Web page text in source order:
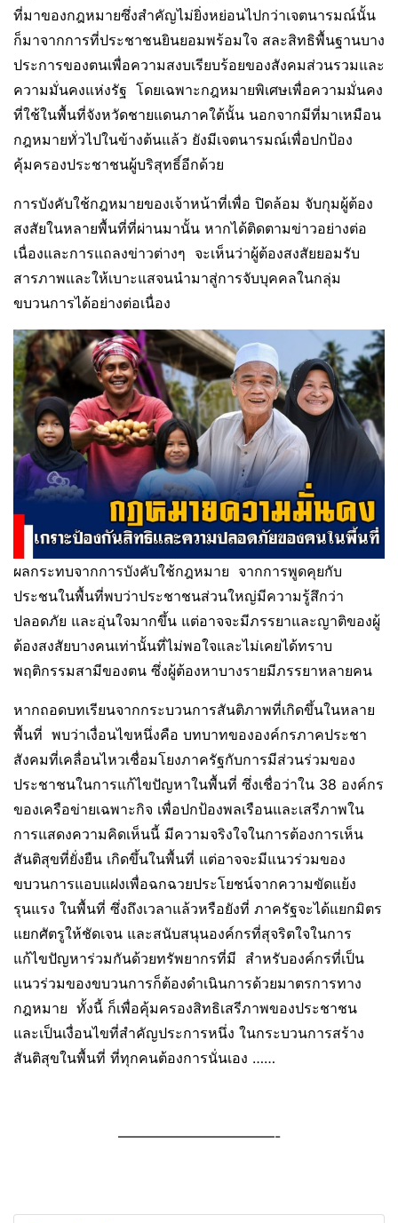
ที่มาของกฎหมายซึ่งสำคัญไม่ยิ่งหย่อนไปกว่าเจตนารมณ์นั้น
ก็มาจากการที่ประชาชนยินยอมพร้อมใจ สละสิทธิพื้นฐานบาง
ประการของตนเพื่อความสงบเรียบร้อยของสังคมส่วนรวมและ
ความมั่นคงแห่งรัฐ โดยเฉพาะกฎหมายพิเศษเพื่อความมั่นคง
ที่ใช้ในพื้นที่จังหวัดชายแดนภาคใต้นั้น นอกจากมีที่มาเหมือน
กฎหมายทั่วไปในข้างต้นแล้ว ยังมีเจตนารมณ์เพื่อปกป้อง
คุ้มครองประชาชนผู้บริสุทธิ์อีกด้วย
การบังคับใช้กฎหมายของเจ้าหน้าที่เพื่อ ปิดล้อม จับกุมผู้ต้อง
สงสัยในหลายพื้นที่ที่ผ่านมานั้น หากได้ติดตามข่าวอย่างต่อ
เนื่องและการแถลงข่าวต่างๆ จะเห็นว่าผู้ต้องสงสัยยอมรับ
สารภาพและให้เบาะแสจนนำมาสู่การจับบุคคลในกลุ่ม
ขบวนการได้อย่างต่อเนื่อง
ผลกระทบจากการบังคับใช้กฎหมาย จากการพูดคุยกับ
ประชนในพื้นที่พบว่าประชาชนส่วนใหญ่มีความรู้สึกว่า
ปลอดภัย และอุ่นใจมากขึ้น แต่อาจจะมีภรรยาและญาติของผู้
ต้องสงสัยบางคนเท่านั้นที่ไม่พอใจและไม่เคยได้ทราบ
พฤติกรรมสามีของตน ซึ่งผู้ต้องหาบางรายมีภรรยาหลายคน
หากถอดบทเรียนจากกระบวนการสันติภาพที่เกิดขึ้นในหลาย
พื้นที่ พบว่าเงื่อนไขหนึ่งคือ บทบาทขององค์กรภาคประชา
สังคมที่เคลื่อนไหวเชื่อมโยงภาครัฐกับการมีส่วนร่วมของ
ประชาชนในการแก้ไขปัญหาในพื้นที่ ซึ่งเชื่อว่าใน 38 องค์กร
ของเครือข่ายเฉพาะกิจ เพื่อปกป้องพลเรือนและเสรีภาพใน
การแสดงความคิดเห็นนี้ มีความจริงใจในการต้องการเห็น
สันติสุขที่ยั่งยืน เกิดขึ้นในพื้นที่ แต่อาจจะมีแนวร่วมของ
ขบวนการแอบแฝงเพื่อฉกฉวยประโยชน์จากความขัดแย้ง
รุนแรง ในพื้นที่ ซึ่งถึงเวลาแล้วหรือยังที่ ภาครัฐจะได้แยกมิตร
แยกศัตรูให้ชัดเจน และสนับสนุนองค์กรที่สุจริตใจในการ
แก้ไขปัญหาร่วมกันด้วยทรัพยากรที่มี สำหรับองค์กรที่เป็น
แนวร่วมของขบวนการก็ต้องดำเนินการด้วยมาตรการทาง
กฎหมาย ทั้งนี้ ก็เพื่อคุ้มครองสิทธิเสรีภาพของประชาชน
และเป็นเงื่อนไขที่สำคัญประการหนึ่ง ในกระบวนการสร้าง
สันติสุขในพื้นที่ ที่ทุกคนต้องการนั่นเอง ……
———————————-